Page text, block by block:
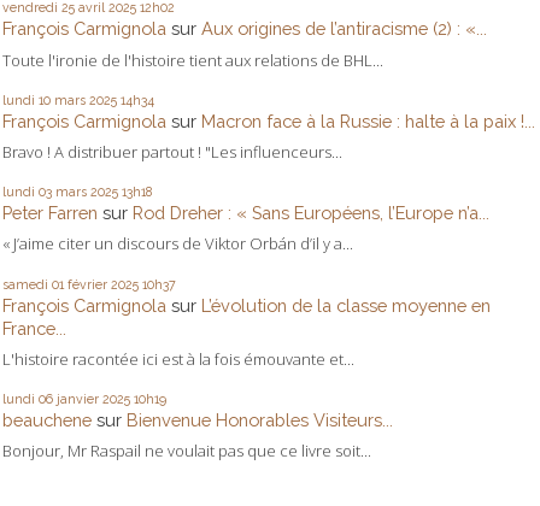
vendredi 25 avril 2025 12h02
François Carmignola sur Aux origines de l’antiracisme (2) : «...
Toute l'ironie de l'histoire tient aux relations de BHL...
lundi 10 mars 2025 14h34
François Carmignola sur Macron face à la Russie : halte à la paix !...
Bravo ! A distribuer partout ! "Les influenceurs...
lundi 03 mars 2025 13h18
Peter Farren sur Rod Dreher : « Sans Européens, l’Europe n’a...
« J’aime citer un discours de Viktor Orbán d’il y a...
samedi 01 février 2025 10h37
François Carmignola sur L’évolution de la classe moyenne en
France...
L'histoire racontée ici est à la fois émouvante et...
lundi 06 janvier 2025 10h19
beauchene sur Bienvenue Honorables Visiteurs...
Bonjour, Mr Raspail ne voulait pas que ce livre soit...